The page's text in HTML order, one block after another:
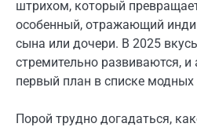
штрихом, который
особенный, отражающий
сына или дочери. В 2025
стремительно развиваются,
первый план в списке модных
Порой трудно догадаться,